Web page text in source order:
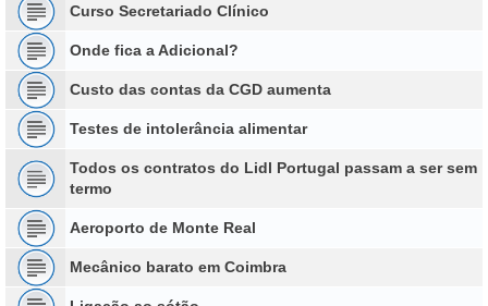
Curso Secretariado Clínico
Onde fica a Adicional?
Custo das contas da CGD aumenta
Testes de intolerância alimentar
Todos os contratos do Lidl Portugal passam a ser sem
termo
Aeroporto de Monte Real
Mecânico barato em Coimbra